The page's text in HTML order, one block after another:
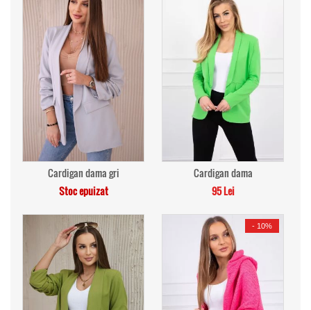
Cardigan dama gri
Stoc epuizat
Cardigan dama
95 Lei
- 10%